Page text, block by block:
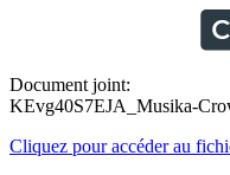
Document joint:
KEvg40S7EJA_Musika-
Cliquez pour accéder au